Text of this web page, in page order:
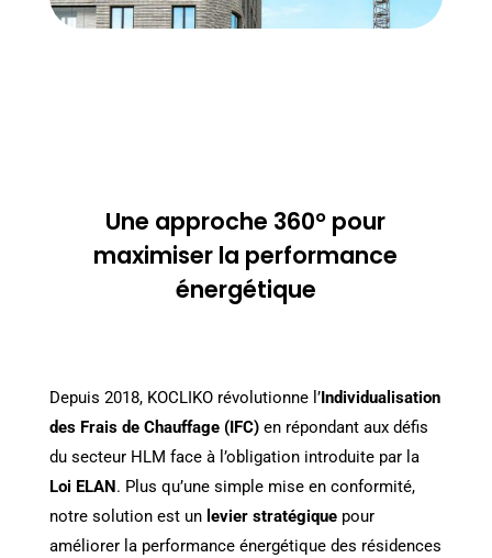
Une approche 360° pour
maximiser la performance
énergétique
Depuis 2018, KOCLIKO révolutionne l’Individualisation
des Frais de Chauffage (IFC)en répondant aux défis
du secteur HLM face à l’obligation introduite par la
Loi ELAN. Plus qu’une simple mise en conformité,
notre solution est un levier stratégiquepour
améliorer la performance énergétique des résidences